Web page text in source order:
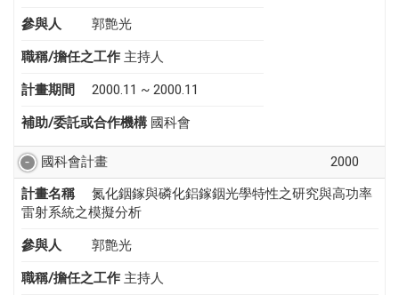
參與人 郭艶光
職稱/擔任之工作 主持人
計畫期間 2000.11 ~ 2000.11
補助/委託或合作機構 國科會
國科會計畫
2000
計畫名稱
氮化銦鎵與磷化鋁鎵銦光學特性之研究與高功率
雷射系統之模擬分析
參與人 郭艶光
職稱/擔任之工作 主持人